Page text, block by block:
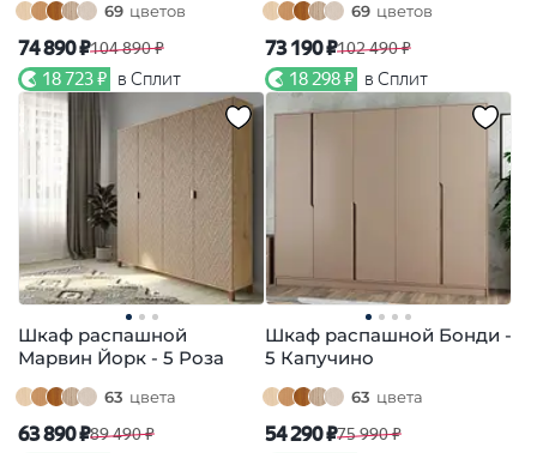
69 цветов
74 890 ₽104 890 ₽
18 723 ₽ в Сплит
69 цветов
73 190 ₽102 490 ₽
18 298 ₽ в Сплит
Шкаф распашной
Марвин Йорк - 5 Роза
63 цвета
63 890 ₽89 490 ₽
Шкаф распашной Бонди -
5 Капучино
63 цвета
54 290 ₽75 990 ₽